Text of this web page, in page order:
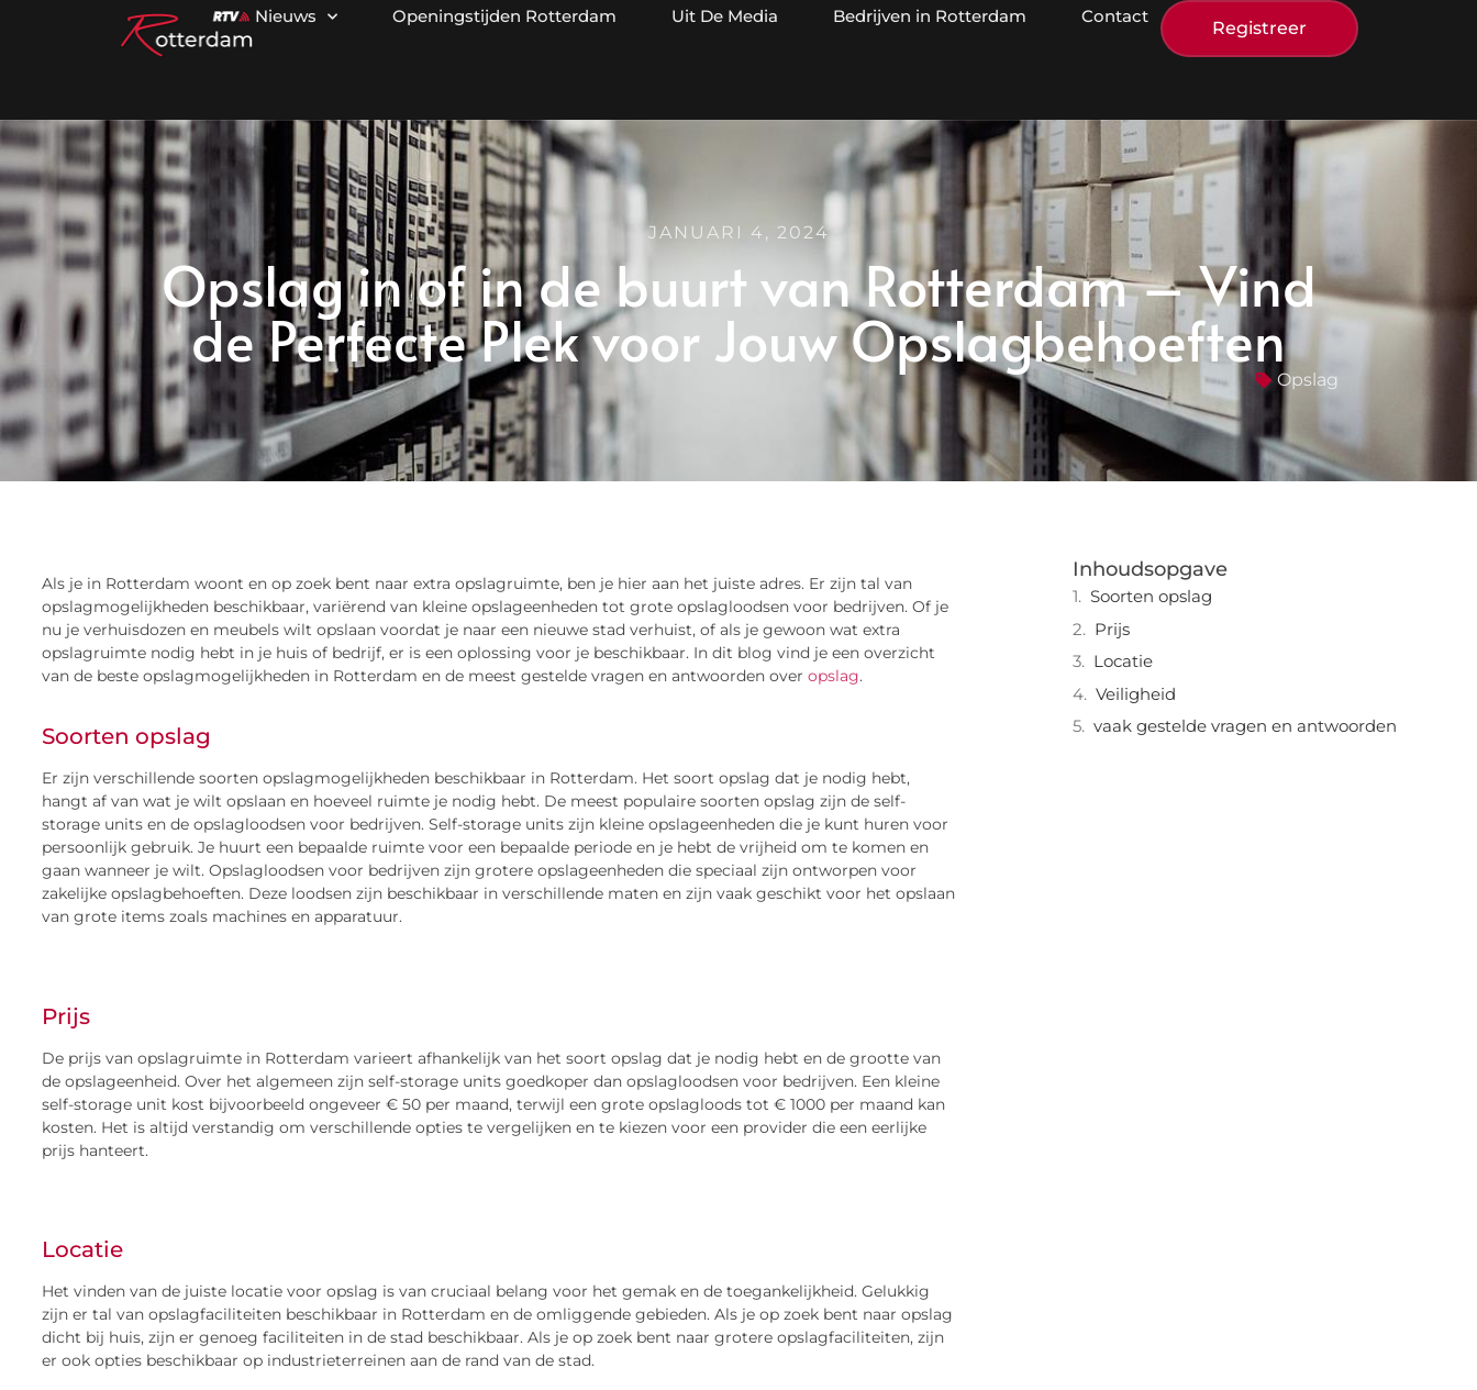
Nieuws Openingstijden Rotterdam Uit De Media Bedrijven in Rotterdam Contact
Registreer
JANUARI 4, 2024
Opslag in of in de buurt van Rotterdam – Vind
de Perfecte Plek voor Jouw Opslagbehoeften
Opslag
Als je in Rotterdam woont en op zoek bent naar extra opslagruimte, ben je hier aan het juiste adres. Er zijn tal van
opslagmogelijkheden beschikbaar, variërend van kleine opslageenheden tot grote opslagloodsen voor bedrijven. Of je
nu je verhuisdozen en meubels wilt opslaan voordat je naar een nieuwe stad verhuist, of als je gewoon wat extra
opslagruimte nodig hebt in je huis of bedrijf, er is een oplossing voor je beschikbaar. In dit blog vind je een overzicht
van de beste opslagmogelijkheden in Rotterdam en de meest gestelde vragen en antwoorden over opslag.
Soorten opslag
Er zijn verschillende soorten opslagmogelijkheden beschikbaar in Rotterdam. Het soort opslag dat je nodig hebt,
hangt af van wat je wilt opslaan en hoeveel ruimte je nodig hebt. De meest populaire soorten opslag zijn de self-
storage units en de opslagloodsen voor bedrijven. Self-storage units zijn kleine opslageenheden die je kunt huren voor
persoonlijk gebruik. Je huurt een bepaalde ruimte voor een bepaalde periode en je hebt de vrijheid om te komen en
gaan wanneer je wilt. Opslagloodsen voor bedrijven zijn grotere opslageenheden die speciaal zijn ontworpen voor
zakelijke opslagbehoeften. Deze loodsen zijn beschikbaar in verschillende maten en zijn vaak geschikt voor het opslaan
van grote items zoals machines en apparatuur.
Prijs
De prijs van opslagruimte in Rotterdam varieert afhankelijk van het soort opslag dat je nodig hebt en de grootte van
de opslageenheid. Over het algemeen zijn self-storage units goedkoper dan opslagloodsen voor bedrijven. Een kleine
self-storage unit kost bijvoorbeeld ongeveer € 50 per maand, terwijl een grote opslagloods tot € 1000 per maand kan
kosten. Het is altijd verstandig om verschillende opties te vergelijken en te kiezen voor een provider die een eerlijke
prijs hanteert.
Locatie
Het vinden van de juiste locatie voor opslag is van cruciaal belang voor het gemak en de toegankelijkheid. Gelukkig
zijn er tal van opslagfaciliteiten beschikbaar in Rotterdam en de omliggende gebieden. Als je op zoek bent naar opslag
dicht bij huis, zijn er genoeg faciliteiten in de stad beschikbaar. Als je op zoek bent naar grotere opslagfaciliteiten, zijn
er ook opties beschikbaar op industrieterreinen aan de rand van de stad.
Inhoudsopgave
Soorten opslag
Prijs
Locatie
Veiligheid
vaak gestelde vragen en antwoorden